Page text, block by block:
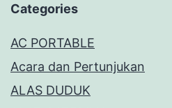
Categories
AC PORTABLE
Acara dan Pertunjukan
ALAS DUDUK